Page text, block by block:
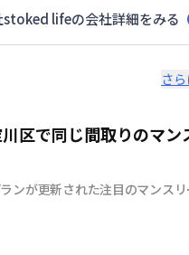
stoked lifeの会社詳細をみる
マンション、ウィークリ
ーマンション、ウィークリ
stoked lifeにお任せくださ
あれば、ご利用が頂けま
設備！！お客様の用途に
さ
区で同じ間取りのマン
ンが更新された注目のマンス